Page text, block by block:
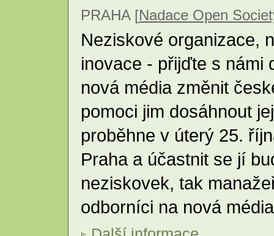
PRAHA [Nadace Open
Neziskové organizace,
inovace - přijďte s námi
nová média změnit
pomoci jim dosáhnout
proběhne v úterý 25.
Praha a účastnit se jí
neziskovek, tak
odborníci na nová